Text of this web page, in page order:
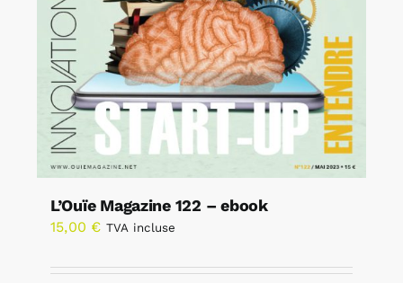
L’Ouïe Magazine 122 – ebook
15,00 € TVA incluse